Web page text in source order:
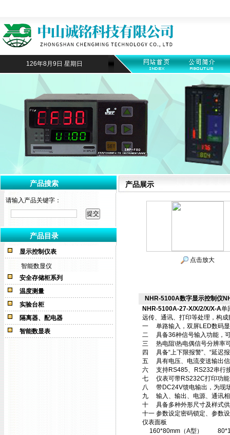
126年8月9日 星期日
产品搜索
请输入产品关键字：
产品目录
显示控制仪表
智能数显仪
安全存储柜系列
温度测量
实验台柜
隔离器、配电器
智能数显表
产品展示
点击放大
NHR-5100A数字显示控制仪
NHR-5100A-27-X/X/2/X/X-A单
远传、通讯、打印等处理，构
一 单路输入，双屏LED数码显
二 具备36种信号输入功能，
三 热电阻\热电偶信号分辨率
四 具备“上下限报警”、“延迟
五 具有电压、电流变送输出信
六 支持RS485、RS232串行
七 仪表可带RS232C打印功能
八 带DC24V馈电输出，为现
九 输入、输出、电源、通讯
十 具备多种外形尺寸及样式供
十一 参数设定密码锁定、参数
仪表面板
160*80mm（A型）